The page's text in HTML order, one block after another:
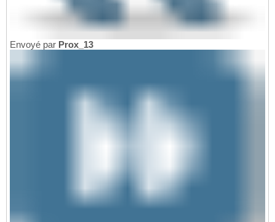
Envoyé par Prox_13